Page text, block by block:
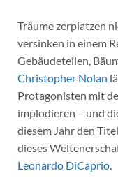
Träume zerplatzen
versinken in einem
Gebäudeteilen,
Christopher Nolan
Protagonisten mit
implodieren – und
diesem Jahr den
dieses
Leonardo DiCaprio.